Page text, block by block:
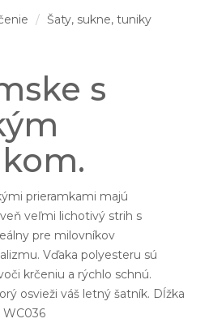
Šaty, sukne, tuniky
s
prieramkami majú
veľmi lichotivý strih s
pre milovníkov
Vďaka polyesteru sú
krčeniu a rýchlo schnú.
osvieži váš letný šatník. Dĺžka
WC036